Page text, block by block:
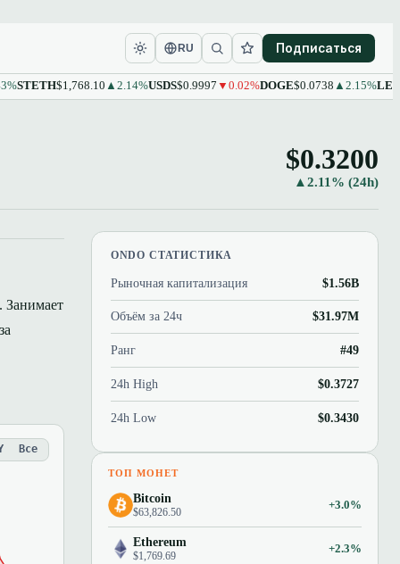
RU Подписаться
$1,768.10▲2.14% USDS$0.9997▼0.02% DOGE$0.0738▲2.15% LEO$9.61
$0.3200
▲2.11% (24h)
Занимает
Все
ONDO СТАТИСТИКА
Рыночная капитализация $1.56B
Объём за 24ч $31.97M
Ранг #49
24h High $0.3727
24h Low $0.3430
ТОП МОНЕТ
Bitcoin
$63,826.50
+3.0%
Ethereum
$1,769.69
+2.3%